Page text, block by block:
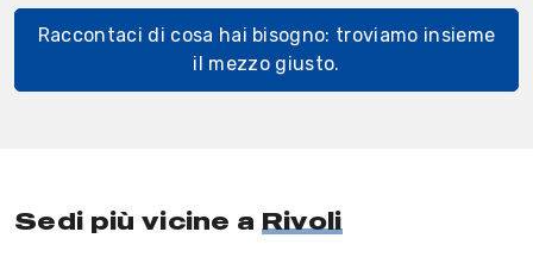
Raccontaci di cosa hai bisogno: troviamo insieme
il mezzo giusto.
Sedi più vicine a Rivoli